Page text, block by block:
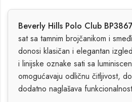
Beverly Hills Polo Club
sat sa tamnim brojčanikom i
donosi klasičan i elegantan
i linijske oznake sati sa
omogućavaju odličnu čitljivost,
dodatno naglašava